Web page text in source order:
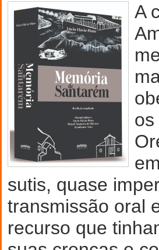
A
sutis, quase
transmissão oral
recurso que